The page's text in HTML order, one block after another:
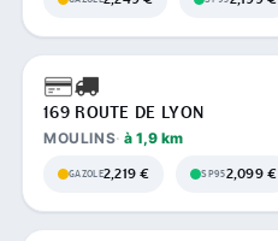
169 ROUTE DE LYON
MOULINS à 1,9 km
GAZOLE2,219 € SP952,099 €